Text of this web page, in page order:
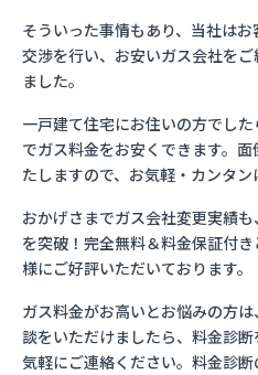
そういった事情もあり、当社は
交渉を行い、お安いガス会社を
ました。
一戸建て住宅にお住いの方でし
でガス料金をお安くできます。
たしますので、お気軽・カンタン
おかげさまでガス会社変更実績
を突破！完全無料＆料金保証付
様にご好評いただいております。
ガス料金がお高いとお悩みの方
談をいただけましたら、料金診
気軽にご連絡ください。料金診